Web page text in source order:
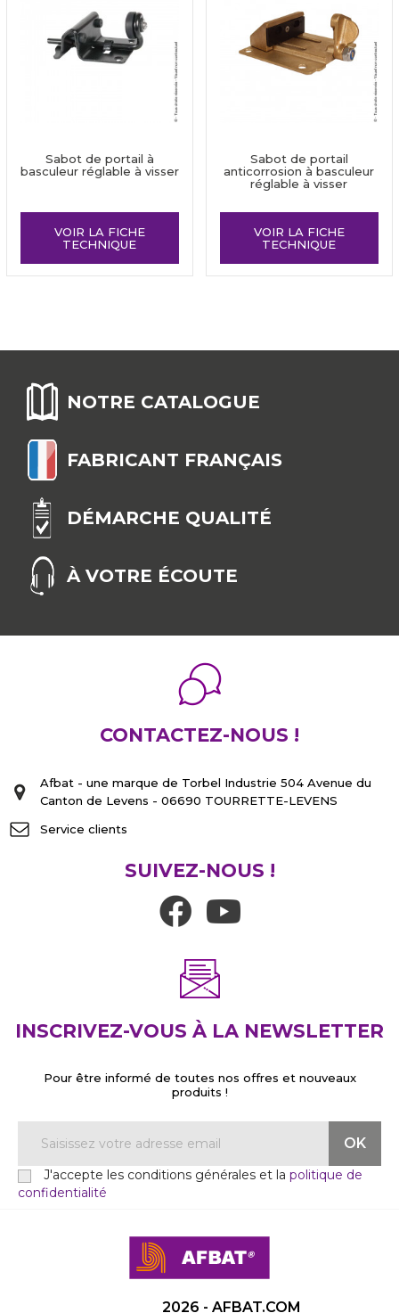
Sabot de portail à
basculeur réglable à visser
VOIR LA FICHE
TECHNIQUE
Sabot de portail
anticorrosion à basculeur
réglable à visser
VOIR LA FICHE
TECHNIQUE
NOTRE CATALOGUE
FABRICANT FRANÇAIS
DÉMARCHE QUALITÉ
À VOTRE ÉCOUTE
CONTACTEZ-NOUS !
Afbat - une marque de Torbel Industrie 504 Avenue du
Canton de Levens - 06690 TOURRETTE-LEVENS
Service clients
SUIVEZ-NOUS !
INSCRIVEZ-VOUS À LA NEWSLETTER
Pour être informé de toutes nos offres et nouveaux
produits !
J'accepte les conditions générales et la politique de
confidentialité
2026 - AFBAT.COM